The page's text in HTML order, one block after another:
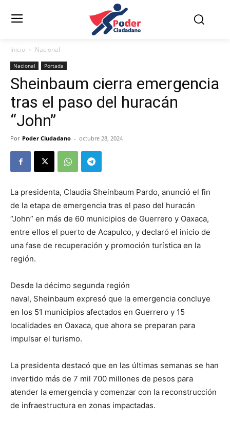
Inicio Nacional
Nacional Portada
Sheinbaum cierra emergencia
tras el paso del huracán
“John”
Por Poder Ciudadano - octubre 28, 2024
La presidenta, Claudia Sheinbaum Pardo, anunció el fin
de la etapa de emergencia tras el paso del huracán
“John” en más de 60 municipios de Guerrero y Oaxaca,
entre ellos el puerto de Acapulco, y declaró el inicio de
una fase de recuperación y promoción turística en la
región.
Desde la décimo segunda región
naval, Sheinbaum expresó que la emergencia concluye
en los 51 municipios afectados en Guerrero y 15
localidades en Oaxaca, que ahora se preparan para
impulsar el turismo.
La presidenta destacó que en las últimas semanas se han
invertido más de 7 mil 700 millones de pesos para
atender la emergencia y comenzar con la reconstrucción
de infraestructura en zonas impactadas.